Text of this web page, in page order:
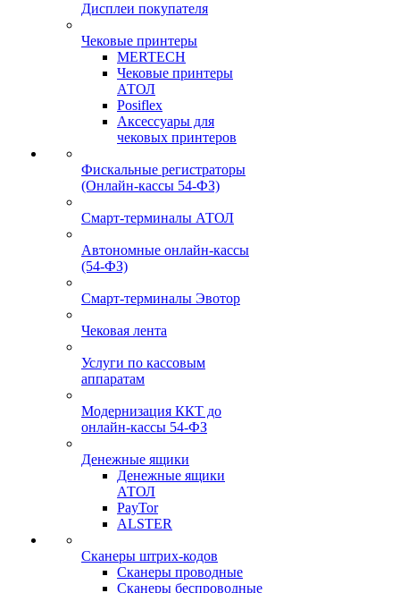
Дисплеи покупателя
Чековые принтеры
MERTECH
Чековые принтеры
АТОЛ
Posiflex
Аксессуары для
чековых принтеров
Фискальные регистраторы
(Онлайн-кассы 54-ФЗ)
Смарт-терминалы АТОЛ
Автономные онлайн-кассы
(54-ФЗ)
Смарт-терминалы Эвотор
Чековая лента
Услуги по кассовым
аппаратам
Модернизация ККТ до
онлайн-кассы 54-ФЗ
Денежные ящики
Денежные ящики
АТОЛ
PayTor
ALSTER
Сканеры штрих-кодов
Сканеры проводные
Сканеры беспроводные